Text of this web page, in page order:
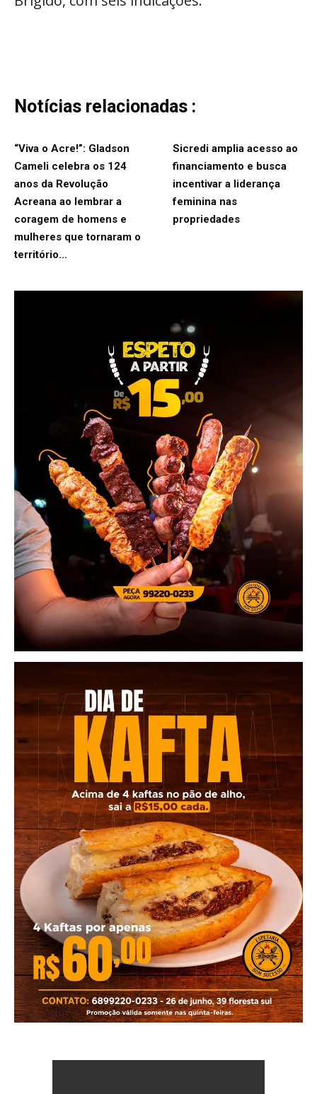
Notícias relacionadas :
“Viva o Acre!”: Gladson
Cameli celebra os 124
anos da Revolução
Acreana ao lembrar a
coragem de homens e
mulheres que tornaram o
território...
Sicredi amplia acesso ao
financiamento e busca
incentivar a liderança
feminina nas
propriedades